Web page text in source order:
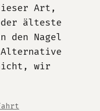
Art,
der älteste
den Nagel
Alternative
wir